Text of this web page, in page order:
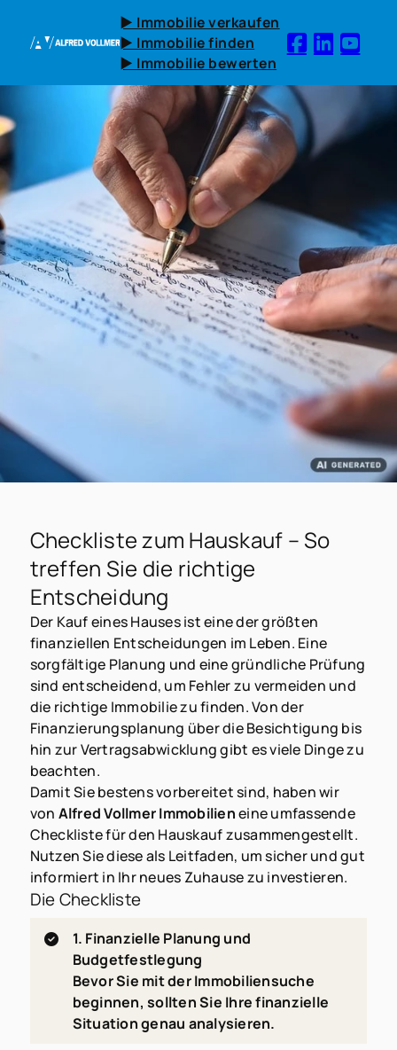
► Immobilie verkaufen
► Immobilie finden
► Immobilie bewerten
Checkliste zum Hauskauf – So
treffen Sie die richtige
Entscheidung
Der Kauf eines Hauses ist eine der größten
finanziellen Entscheidungen im Leben. Eine
sorgfältige Planung und eine gründliche Prüfung
sind entscheidend, um Fehler zu vermeiden und
die richtige Immobilie zu finden. Von der
Finanzierungsplanung über die Besichtigung bis
hin zur Vertragsabwicklung gibt es viele Dinge zu
beachten.
Damit Sie bestens vorbereitet sind, haben wir
von Alfred Vollmer Immobilieneine umfassende
Checkliste für den Hauskauf zusammengestellt.
Nutzen Sie diese als Leitfaden, um sicher und gut
informiert in Ihr neues Zuhause zu investieren.
Die Checkliste
1. Finanzielle Planung und
Budgetfestlegung
Bevor Sie mit der Immobiliensuche
beginnen, sollten Sie Ihre finanzielle
Situation genau analysieren.